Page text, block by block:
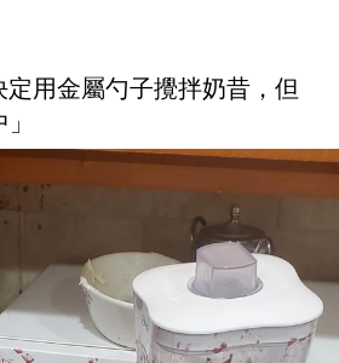
用金屬勺子攪拌奶昔，但